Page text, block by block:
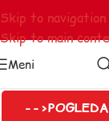
Skip to navigation
Skip to main
Meni
--